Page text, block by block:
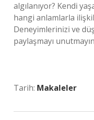
algılanıyor? Kendi
hangi anlamlarla
Deneyimlerinizi ve
paylaşmayı
Tarih: Makaleler